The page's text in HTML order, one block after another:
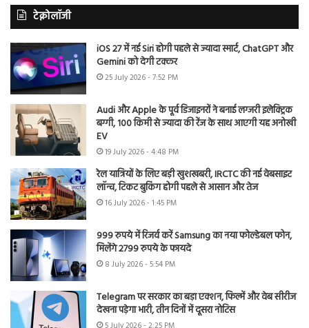
टेक्नोलॉजी
iOS 27 में नई Siri होगी पहले से ज्यादा स्मार्ट, ChatGPT और
Gemini को देगी टक्कर
25 July 2026 - 7:52 PM
Audi और Apple के पूर्व डिजाइनरों ने बनाई लग्जरी इलेक्ट्रिक
बग्गी, 100 किमी से ज्यादा की रेंज के साथ आएगी यह अनोखी
EV
19 July 2026 - 4:48 PM
रेल यात्रियों के लिए बड़ी खुशखबरी, IRCTC की नई वेबसाइट
लॉन्च, टिकट बुकिंग होगी पहले से आसान और तेज
16 July 2026 - 1:45 PM
999 रुपये में रिजर्व करें Samsung का नया फोल्डेबल फोन,
मिलेंगे 2799 रुपये के फायदे
8 July 2026 - 5:54 PM
Telegram पर सरकार का बड़ा एक्शन, फिल्में और वेब सीरीज
देखना पड़ेगा भारी, तीन दिनों में दूसरा नोटिस